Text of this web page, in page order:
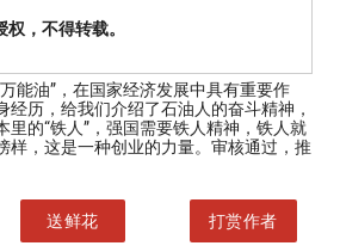
，不得转载。
能油”，在国家经济发展中具有重要作
经历，给我们介绍了石油人的奋斗精神，
里的“铁人”，强国需要铁人精神，铁人就
样，这是一种创业的力量。审核通过，推
送鲜花 打赏作者